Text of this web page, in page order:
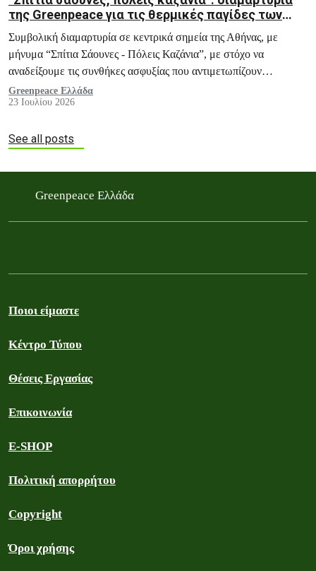
της Greenpeace για τις θερμικές παγίδες των
σπιτιών και των πόλεών μας
Συμβολική διαμαρτυρία σε κεντρικά σημεία της Αθήνας, με
μήνυμα “Σπίτια Σάουνες - Πόλεις Καζάνια”, με στόχο να
αναδείξουμε τις συνθήκες ασφυξίας που αντιμετωπίζουν
εκατομμύρια πολίτες κάθε καλοκαίρι, και ειδικά σε περιόδους
καύσωνα, μέσα στα ίδια τους τα σπίτια.
Greenpeace Ελλάδα
23 Ιουλίου 2026
See all posts
Greenpeace Ελλάδα
Ποιοι είμαστε
Κέντρο Τύπου
Θέσεις Εργασίας
Επικοινωνία
E-SHOP
Πολιτική απορρήτου
Copyright
Όροι χρήσης